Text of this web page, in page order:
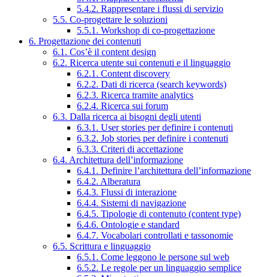
5.4.2. Rappresentare i flussi di servizio
5.5. Co-progettare le soluzioni
5.5.1. Workshop di co-progettazione
6. Progettazione dei contenuti
6.1. Cos’è il content design
6.2. Ricerca utente sui contenuti e il linguaggio
6.2.1. Content discovery
6.2.2. Dati di ricerca (search keywords)
6.2.3. Ricerca tramite analytics
6.2.4. Ricerca sui forum
6.3. Dalla ricerca ai bisogni degli utenti
6.3.1. User stories per definire i contenuti
6.3.2. Job stories per definire i contenuti
6.3.3. Criteri di accettazione
6.4. Architettura dell’informazione
6.4.1. Definire l’architettura dell’informazione
6.4.2. Alberatura
6.4.3. Flussi di interazione
6.4.4. Sistemi di navigazione
6.4.5. Tipologie di contenuto (content type)
6.4.6. Ontologie e standard
6.4.7. Vocabolari controllati e tassonomie
6.5. Scrittura e linguaggio
6.5.1. Come leggono le persone sul web
6.5.2. Le regole per un linguaggio semplice